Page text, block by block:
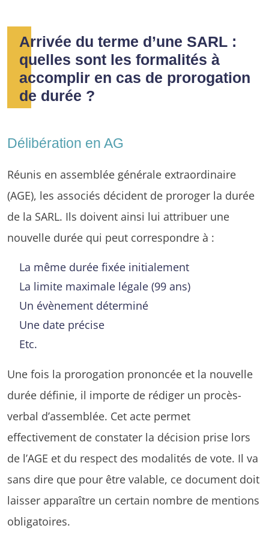
Arrivée du terme d’une SARL :
quelles sont les formalités à
accomplir en cas de prorogation
de durée ?
Délibération en AG
Réunis en assemblée générale extraordinaire
(AGE), les associés décident de proroger la durée
de la SARL. Ils doivent ainsi lui attribuer une
nouvelle durée qui peut correspondre à :
La même durée fixée initialement
La limite maximale légale (99 ans)
Un évènement déterminé
Une date précise
Etc.
Une fois la prorogation prononcée et la nouvelle
durée définie, il importe de rédiger un procès-
verbal d’assemblée. Cet acte permet
effectivement de constater la décision prise lors
de l’AGE et du respect des modalités de vote. Il va
sans dire que pour être valable, ce document doit
laisser apparaître un certain nombre de mentions
obligatoires.